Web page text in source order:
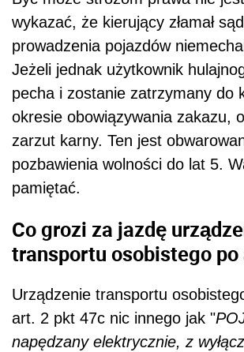
wykazać, że kierujący złamał
prowadzenia pojazdów
Jeżeli jednak użytkownik
pecha i zostanie zatrzymany do
okresie obowiązywania zakazu,
zarzut karny. Ten jest
pozbawienia wolności do lat 5.
pamiętać.
Co grozi za jazdę
transportu osobistego po
Urządzenie transportu
art. 2 pkt 47c nic innego jak "
napędzany elektrycznie, z